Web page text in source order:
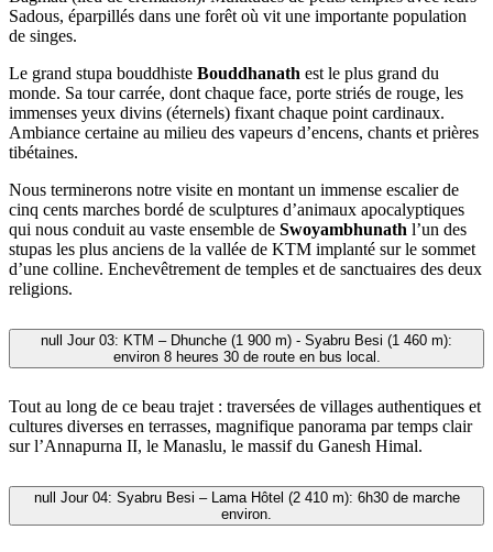
Sadous, éparpillés dans une forêt où vit une importante population
de singes.
Le grand stupa bouddhiste Bouddhanath est le plus grand du
monde. Sa tour carrée, dont chaque face, porte striés de rouge, les
immenses yeux divins (éternels) fixant chaque point cardinaux.
Ambiance certaine au milieu des vapeurs d’encens, chants et prières
tibétaines.
Nous terminerons notre visite en montant un immense escalier de
cinq cents marches bordé de sculptures d’animaux apocalyptiques
qui nous conduit au vaste ensemble de Swoyambhunath l’un des
stupas les plus anciens de la vallée de KTM implanté sur le sommet
d’une colline. Enchevêtrement de temples et de sanctuaires des deux
religions.
null
Jour 03: KTM – Dhunche (1 900 m) - Syabru Besi (1 460 m):
environ 8 heures 30 de route en bus local.
Tout au long de ce beau trajet : traversées de villages authentiques et
cultures diverses en terrasses, magnifique panorama par temps clair
sur l’Annapurna II, le Manaslu, le massif du Ganesh Himal.
null
Jour 04: Syabru Besi – Lama Hôtel (2 410 m): 6h30 de marche
environ.